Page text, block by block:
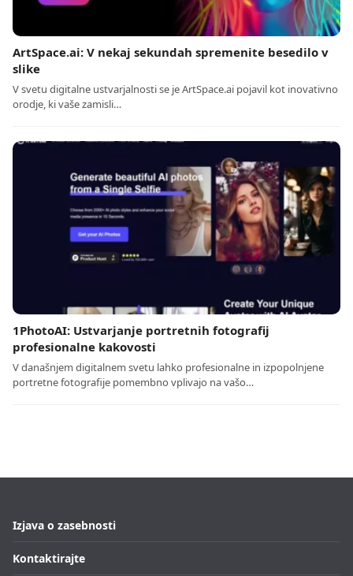
ArtSpace.ai: V nekaj sekundah spremenite besedilo v
slike
V svetu digitalne ustvarjalnosti se je ArtSpace.ai pojavil kot inovativno
orodje, ki vaše zamisli…
1PhotoAI: Ustvarjanje portretnih fotografij
profesionalne kakovosti
V današnjem digitalnem svetu lahko profesionalne in izpopolnjene
portretne fotografije pomembno vplivajo na vašo…
Izjava o zasebnosti
Kontaktirajte